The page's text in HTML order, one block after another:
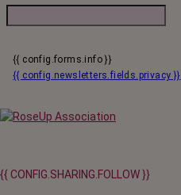
{{ config.forms.info }}
{{ config.newsletters.fields.privacy }}
{{ CONFIG.SHARING.FOLLOW }}